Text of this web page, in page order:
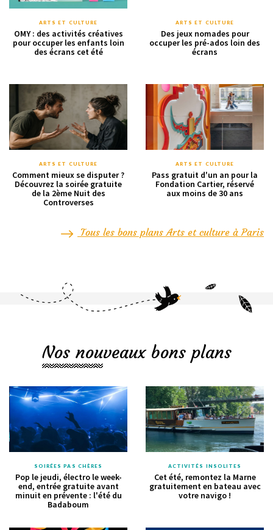
ARTS ET CULTURE
OMY : des activités créatives
pour occuper les enfants loin
des écrans cet été
ARTS ET CULTURE
Des jeux nomades pour
occuper les pré-ados loin des
écrans
ARTS ET CULTURE
Comment mieux se disputer ?
Découvrez la soirée gratuite
de la 2ème Nuit des
Controverses
ARTS ET CULTURE
Pass gratuit d'un an pour la
Fondation Cartier, réservé
aux moins de 30 ans
Tous les bons plans Arts et culture à Paris
Nos nouveaux bons plans
SOIRÉES PAS CHÈRES
Pop le jeudi, électro le week-
end, entrée gratuite avant
minuit en prévente : l'été du
Badaboum
ACTIVITÉS INSOLITES
Cet été, remontez la Marne
gratuitement en bateau avec
votre navigo !